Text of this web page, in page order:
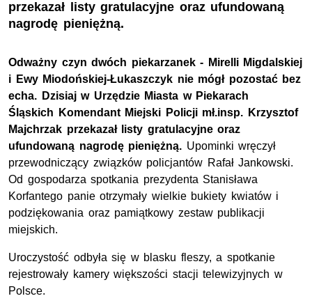
przekazał listy gratulacyjne oraz ufundowaną
nagrodę pieniężną.
Odważny czyn dwóch piekarzanek - Mirelli Migdalskiej
i Ewy Miodońskiej-Łukaszczyk nie mógł pozostać bez
echa. Dzisiaj w Urzędzie Miasta w Piekarach
Śląskich Komendant Miejski Policji mł.insp. Krzysztof
Majchrzak przekazał listy gratulacyjne oraz
ufundowaną nagrodę pieniężną. Upominki wręczył
przewodniczący związków policjantów Rafał Jankowski.
Od gospodarza spotkania prezydenta Stanisława
Korfantego panie otrzymały wielkie bukiety kwiatów i
podziękowania oraz pamiątkowy zestaw publikacji
miejskich.
Uroczystość odbyła się w blasku fleszy, a spotkanie
rejestrowały kamery większości stacji telewizyjnych w
Polsce.